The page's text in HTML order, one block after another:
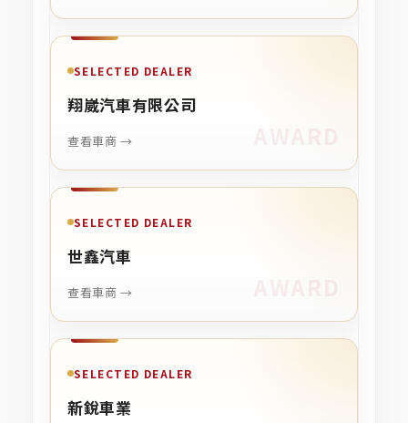
SELECTED DEALER
翔崴汽車有限公司
查看車商 →
SELECTED DEALER
世鑫汽車
查看車商 →
SELECTED DEALER
新銳車業